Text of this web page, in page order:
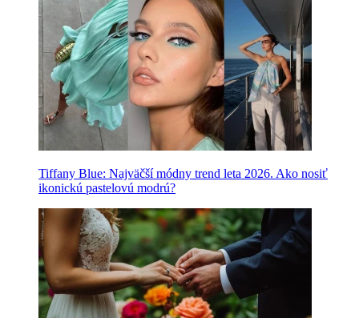
Tiffany Blue: Najväčší módny trend leta 2026. Ako nosiť
ikonickú pastelovú modrú?